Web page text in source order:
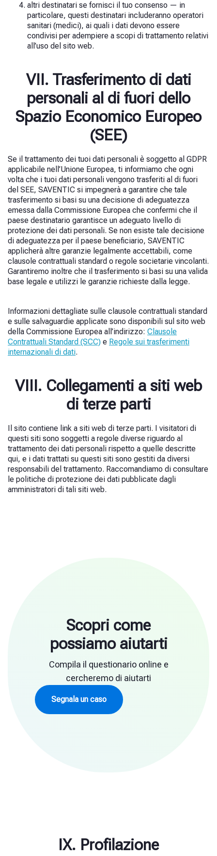
altri destinatari se fornisci il tuo consenso — in
particolare, questi destinatari includeranno operatori
sanitari (medici), ai quali i dati devono essere
condivisi per adempiere a scopi di trattamento relativi
all’uso del sito web.
VII. Trasferimento di dati
personali al di fuori dello
Spazio Economico Europeo
(SEE)
Se il trattamento dei tuoi dati personali è soggetto al GDPR
applicabile nell’Unione Europea, ti informiamo che ogni
volta che i tuoi dati personali vengono trasferiti al di fuori
del SEE, SAVENTIC si impegnerà a garantire che tale
trasferimento si basi su una decisione di adeguatezza
emessa dalla Commissione Europea che confermi che il
paese destinatario garantisce un adeguato livello di
protezione dei dati personali. Se non esiste tale decisione
di adeguatezza per il paese beneficiario, SAVENTIC
applicherà altre garanzie legalmente accettabili, come
clausole contrattuali standard o regole societarie vincolanti.
Garantiremo inoltre che il trasferimento si basi su una valida
base legale e utilizzi le garanzie richieste dalla legge.
Informazioni dettagliate sulle clausole contrattuali standard
e sulle salvaguardie applicate sono disponibili sul sito web
della Commissione Europea all’indirizzo: Clausole
Contrattuali Standard (SCC) e Regole sui trasferimenti
internazionali di dati.
VIII. Collegamenti a siti web
di terze parti
Il sito contiene link a siti web di terze parti. I visitatori di
questi siti sono soggetti a regole diverse riguardo al
trattamento dei dati personali rispetto a quelle descritte
qui, e i dati trattati su questi siti sono gestiti da diversi
responsabili del trattamento. Raccomandiamo di consultare
le politiche di protezione dei dati pubblicate dagli
amministratori di tali siti web.
Scopri come
possiamo aiutarti
Compila il questionario online e
cercheremo di aiutarti
Segnala un caso
IX. Profilazione